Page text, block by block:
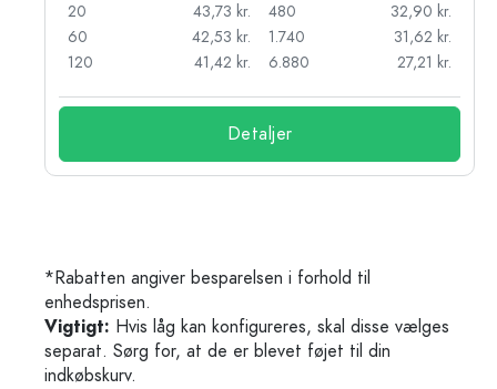
20
43,73 kr.
60
42,53 kr.
120
41,42 kr.
480
32,90 kr.
1.740
31,62 kr.
6.880
27,21 kr.
Detaljer
*Rabatten angiver besparelsen i forhold til
enhedsprisen.
Vigtigt: Hvis låg kan konfigureres, skal disse vælges
separat. Sørg for, at de er blevet føjet til din
indkøbskurv.